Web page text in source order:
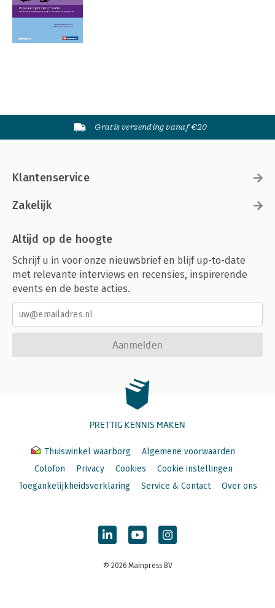
Gratis verzending vanaf €20
Klantenservice
Zakelijk
Altijd op de hoogte
Schrijf u in voor onze nieuwsbrief en blijf up-to-date
met relevante interviews en recensies, inspirerende
events en de beste acties.
Aanmelden
PRETTIG KENNIS MAKEN
Thuiswinkel waarborg
Algemene voorwaarden
Colofon
Privacy Cookies
Cookie instellingen
Toegankelijkheidsverklaring
Service & Contact Over ons
© 2026 Mainpress BV